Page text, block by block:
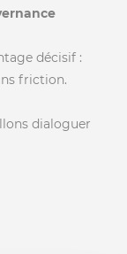
décisif :
friction.
dialoguer